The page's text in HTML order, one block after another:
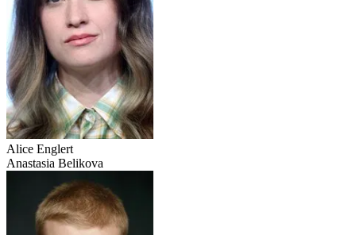
Alice Englert
Anastasia Belikova